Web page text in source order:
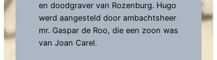
en doodgraver van Rozenburg. Hugo
werd aangesteld door ambachtsheer
mr. Gaspar de Roo, die een zoon was
van Joan Carel.